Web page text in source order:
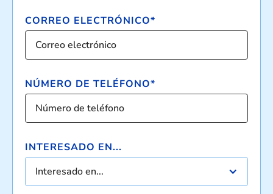
CORREO ELECTRÓNICO*
NÚMERO DE TELÉFONO*
INTERESADO EN...
Interesado en...